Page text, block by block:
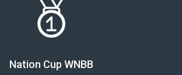
Nation Cup WNBB